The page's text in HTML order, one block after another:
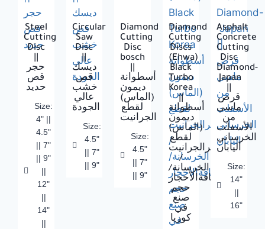
Steel
Cutting
Disc
حجر
قص
حديد
Size:
4" ||
4.5"
|| 7"
|| 9"
||
12"
||
14"
||
Circular
Saw
Disc
||
ديسك
قص
خشب
عالي
الجودة
Size:
4.5"
|| 7"
|| 9"
Diamond
Cutting
Disc
bosch
أسطوانة
ديمون
(الماس)
لقطع
الجرانيت
Size:
4.5"
|| 7"
|| 9"
Diamond
Cutting
Discs
(Ehwa)
Black
Turbo
Korea
||
أسطوانة
ديمون
(الماس)
لقطع
حجرالجرانيت
/
الخرسانة/
وكافةالأحجار
حجم
صنع
في
كوريا
Asphalt
Concrete
Cutting
Disc
Diamond-
Japan
قرص
ماسي
من
الأسفلت
الخرساني
اليابان
Size:
14"
||
16"